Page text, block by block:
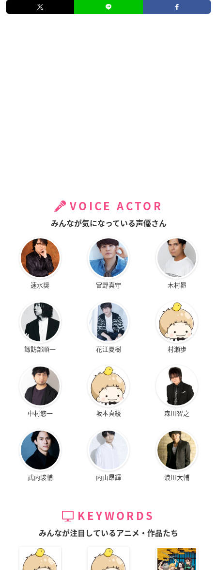
VOICE ACTOR
みんなが気になっている声優さん
速水奨 宮野真守 木村昴
諏訪部順一 花江夏樹 村瀬歩
中村悠一 坂本真綾 森川智之
武内駿輔 内山昂輝 浪川大輔
KEYWORDS
みんなが注目しているアニメ・作品たち